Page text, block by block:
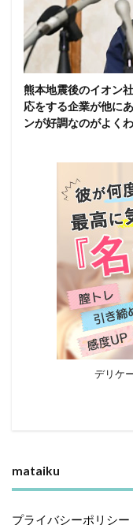
熊本地震後のイオン
応をする企業が他に
ンが好調なのがよく
デリケ
mataiku
プライバシーポリシー